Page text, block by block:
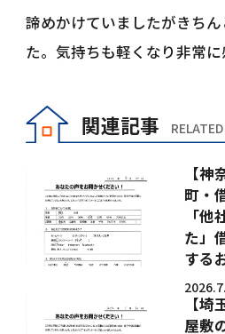
諦めかけていましたがきち
た。気持ちも軽くなり非常に
関連記事
【
町・
「
た」
する
【
屋敷